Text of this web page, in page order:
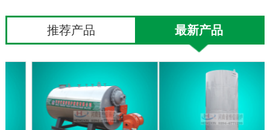
推荐产品 最新产品